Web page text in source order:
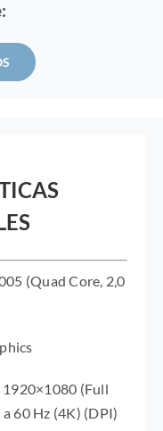
(Quad Core, 2,0
(Full
60 Hz (4K) (DPI)